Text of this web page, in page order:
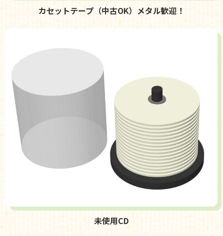
カセットテープ（中古OK）メタル歓迎！
未使用CD